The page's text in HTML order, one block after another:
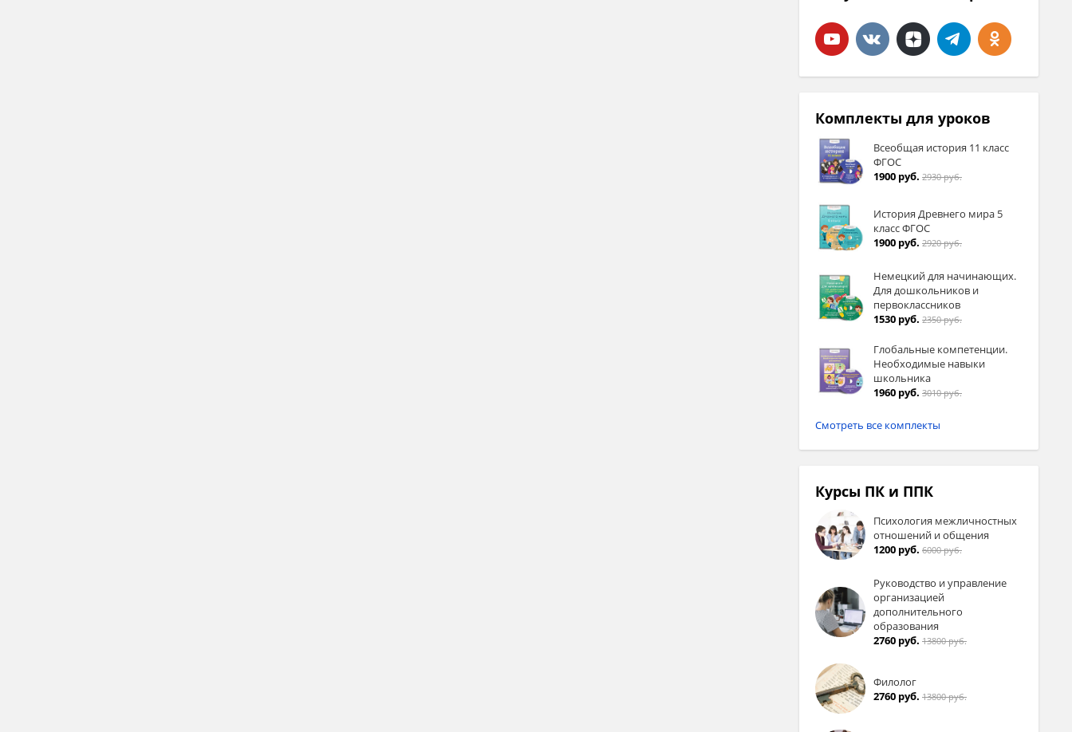
Комплекты для уроков
Всеобщая история 11 класс
ФГОС
1900 руб. 2930 руб.
История Древнего мира 5
класс ФГОС
1900 руб. 2920 руб.
Немецкий для начинающих.
Для дошкольников и
первоклассников
1530 руб. 2350 руб.
Глобальные компетенции.
Необходимые навыки
школьника
1960 руб. 3010 руб.
Смотреть все комплекты
Курсы ПК и ППК
Психология межличностных
отношений и общения
1200 руб. 6000 руб.
Руководство и управление
организацией
дополнительного
образования
2760 руб. 13800 руб.
Филолог
2760 руб. 13800 руб.